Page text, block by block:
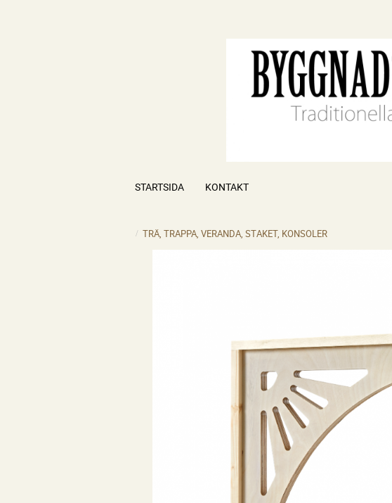
STARTSIDA KONTAKT
TRÄ, TRAPPA, VERANDA, STAKET, KONSOLER